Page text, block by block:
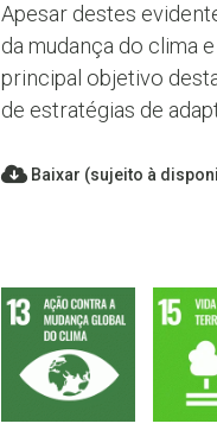
Apesar destes
da mudança do clima
principal objetivo
de estratégias de
Baixar (sujeito à